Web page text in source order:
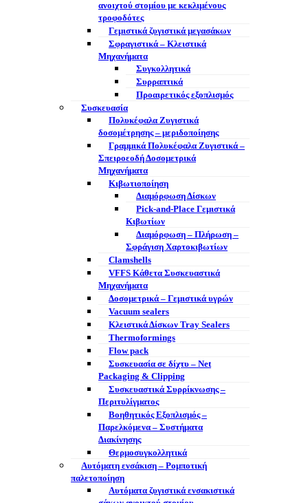
ανοιχτού στομίου με κεκλιμένους
τροφοδότες
Γεμιστικά ζυγιστικά μεγασάκων
Σφραγιστικά – Κλειστικά
Μηχανήματα
Συγκολλητικά
Συρραπτικά
Προαιρετικός εξοπλισμός
Συσκευασία
Πολυκέφαλα Ζυγιστικά
δοσομέτρησης – μεριδοποίησης
Γραμμικά Πολυκέφαλα Ζυγιστικά –
Σπειροεοδή Δοσομετρικά
Μηχανήματα
Κιβωτιοποίηση
Διαμόρφωση Δίσκων
Pick-and-Place Γεμιστικά
Κιβωτίων
Διαμόρφωση – Πλήρωση –
Σφράγιση Χαρτοκιβωτίων
Clamshells
VFFS Κάθετα Συσκευαστικά
Μηχανήματα
Δοσομετρικά – Γεμιστικά υγρών
Vacuum sealers
Κλειστικά Δίσκων Tray Sealers
Thermoformings
Flow pack
Συσκευασία σε δίχτυ – Net
Packaging & Clipping
Συσκευαστικά Συρρίκνωσης –
Περιτυλίγματος
Βοηθητικός Εξοπλισμός –
Παρελκόμενα – Συστήματα
Διακίνησης
Θερμοσυγκολλητικά
Αυτόματη ενσάκιση – Ρομποτική
παλετοποίηση
Αυτόματα ζυγιστικά ενσακιστικά